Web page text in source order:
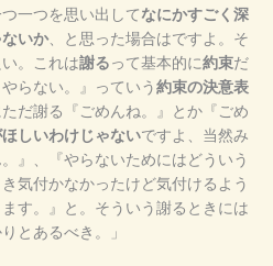
一つを思い出して なにかすごく深
いか、と思った場合はですよ。そ
。これは謝る って基本的に約束 だ
らない。』っていう 約束の決意表
だ謝る『ごめんね。』とか『ごめ
ほしいわけじゃないですよ、当然み
』、『やらないためにはどういう
気付かなかったけど気付けるよう
す。』と。そういう謝るときには
りとあるべき。」